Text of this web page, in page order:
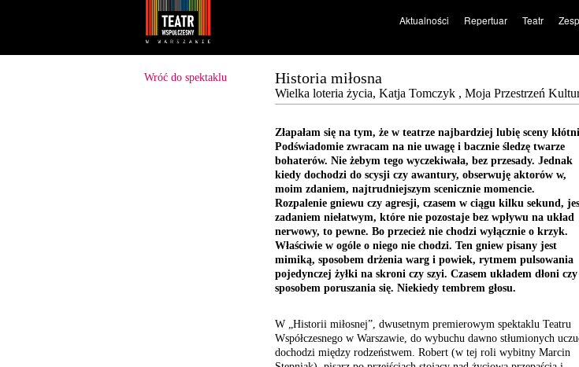
Aktualności Repertuar Teatr
Wróć do spektaklu Historia miłosna
Wielka loteria życia, Katja Tomczyk , Moja Przestrzeń
Złapałam się na tym, że w teatrze najbardziej lubię sceny
Podświadomie zwracam na nie uwagę i bacznie śledzę twarze
bohaterów. Nie żebym tego wyczekiwała, bez przesady. Jednak
kiedy dochodzi do scysji czy awantury, obserwuję aktorów w,
moim zdaniem, najtrudniejszym scenicznie momencie.
Rozpalenie gniewu czy agresji, czasem w ciągu kilku sekund,
zadaniem niełatwym, które nie pozostaje bez wpływu na układ
nerwowy, to pewne. Bo przecież nie chodzi wyłącznie o krzyk.
Właściwie w ogóle o niego nie chodzi. Ten gniew pisany jest
mimiką, sposobem drżenia warg i powiek, rytmem pulsowania
pojedynczej żyłki na skroni czy szyi. Czasem układem dłoni czy
sposobem poruszania się. Niekiedy tembrem głosu.
W „Historii miłosnej”, dwusetnym premierowym spektaklu Teatru
Współczesnego w Warszawie, do wybuchu dawno stłumionych
dochodzi między rodzeństwem. Robert (w tej roli wybitny Marcin